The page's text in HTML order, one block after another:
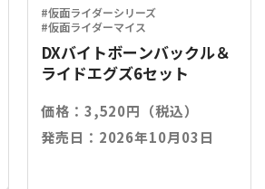
#仮面ライダーシリーズ
#仮面ライダーマイス
DXバイトボーンバックル＆
ライドエグズ6セット
価格：3,520円（税込）
発売日：2026年10月03日